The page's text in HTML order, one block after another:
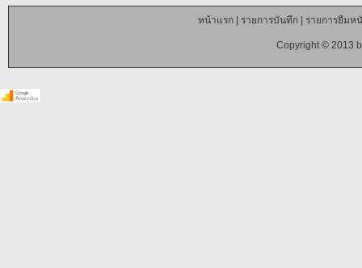
หน้าแรก| รายการบันทึก| รายการยืมห
Copyright © 2013